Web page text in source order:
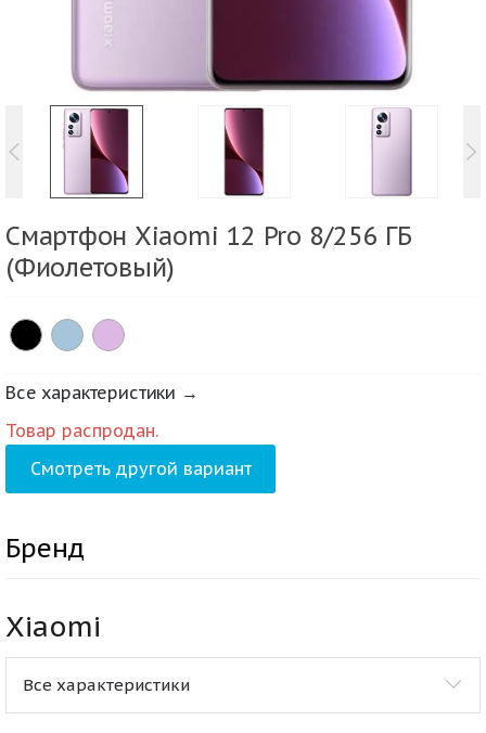
Смартфон Xiaomi 12 Pro 8/256 ГБ
(Фиолетовый)
Все характеристики →
Товар распродан.
Смотреть другой вариант
Бренд
Xiaomi
Все характеристики